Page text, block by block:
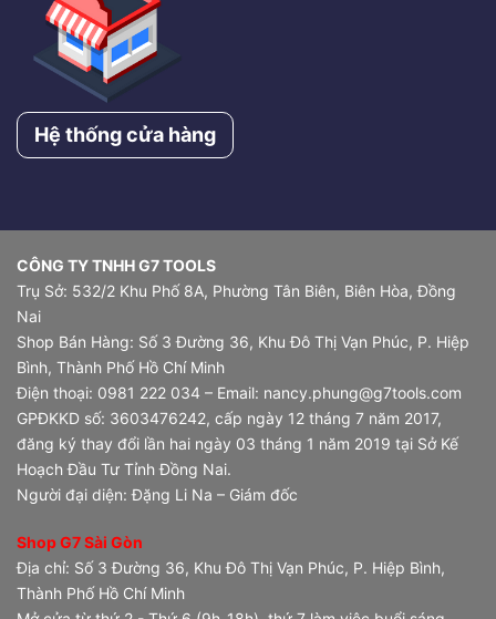
Hệ thống cửa hàng
CÔNG TY TNHH G7 TOOLS
Trụ Sở: 532/2 Khu Phố 8A, Phường Tân Biên, Biên Hòa, Đồng
Nai
Shop Bán Hàng: Số 3 Đường 36, Khu Đô Thị Vạn Phúc, P. Hiệp
Bình, Thành Phố Hồ Chí Minh
Điện thoại: 0981 222 034 – Email: nancy.phung@g7tools.com
GPĐKKD số: 3603476242, cấp ngày 12 tháng 7 năm 2017,
đăng ký thay đổi lần hai ngày 03 tháng 1 năm 2019 tại Sở Kế
Hoạch Đầu Tư Tỉnh Đồng Nai.
Người đại diện: Đặng Li Na – Giám đốc
Shop G7 Sài Gòn
Địa chỉ: Số 3 Đường 36, Khu Đô Thị Vạn Phúc, P. Hiệp Bình,
Thành Phố Hồ Chí Minh